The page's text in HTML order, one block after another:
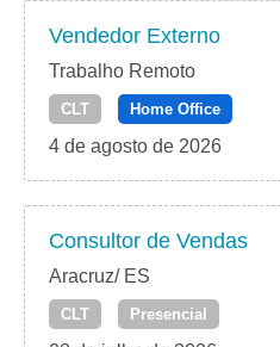
Vendedor Externo
Trabalho Remoto
CLT Home Office
4 de agosto de 2026
Consultor de Vendas
Aracruz/ ES
CLT Presencial